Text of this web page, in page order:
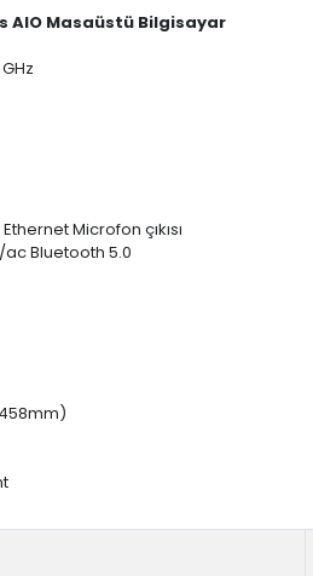
AIO Masaüstü Bilgisayar
Microfon çıkısı
ac Bluetooth 5.0